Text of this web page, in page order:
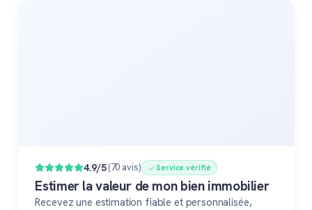
4.9/5(70 avis) Service vérifié
Estimer la valeur de mon bien immobilier
Recevez une estimation fiable et personnalisée,